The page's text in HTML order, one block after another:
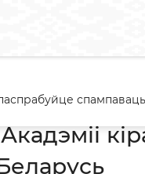
кіравання пры